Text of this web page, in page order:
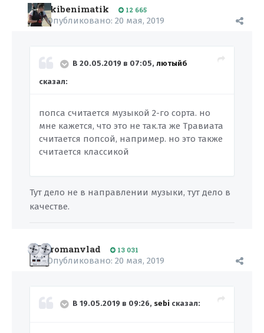
kibenimatik 12 665
Опубликовано: 20 мая, 2019
В 20.05.2019 в 07:05, лютыйб
сказал:
попса считается музыкой 2-го сорта. но
мне кажется, что это не так.та же Травиата
считается попсой, например. но это также
считается классикой
Тут дело не в направлении музыки, тут дело в
качестве.
romanvlad 13 031
Опубликовано: 20 мая, 2019
В 19.05.2019 в 09:26, sebi сказал: